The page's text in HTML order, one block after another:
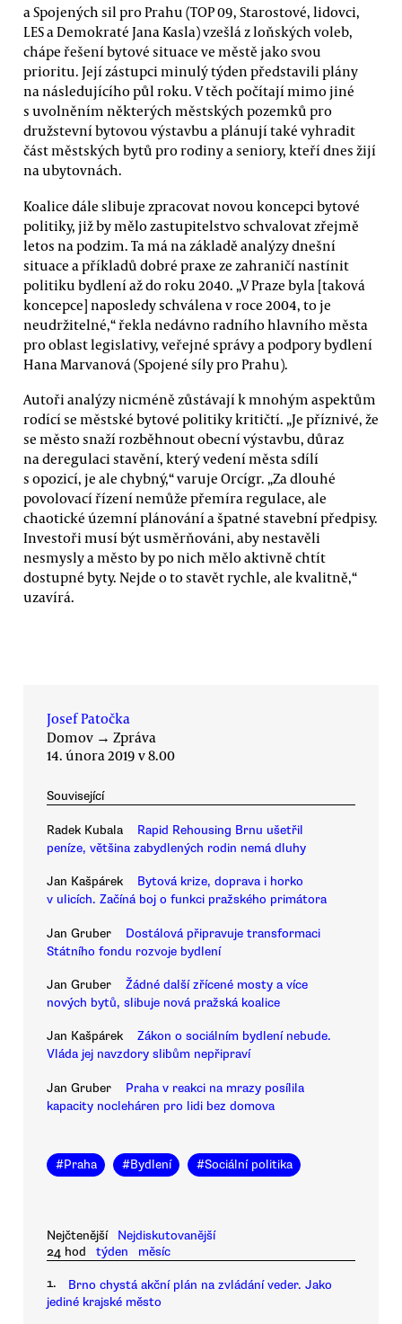
a Spojených sil pro Prahu (TOP 09, Starostové, lidovci,
LES a Demokraté Jana Kasla) vzešlá z loňských voleb,
chápe řešení bytové situace ve městě jako svou
prioritu. Její zástupci minulý týden představili plány
na následujícího půl roku. V těch počítají mimo jiné
s uvolněním některých městských pozemků pro
družstevní bytovou výstavbu a plánují také vyhradit
část městských bytů pro rodiny a seniory, kteří dnes žijí
na ubytovnách.
Koalice dále slibuje zpracovat novou koncepci bytové
politiky, již by mělo zastupitelstvo schvalovat zřejmě
letos na podzim. Ta má na základě analýzy dnešní
situace a příkladů dobré praxe ze zahraničí nastínit
politiku bydlení až do roku 2040. „V Praze byla [taková
koncepce] naposledy schválena v roce 2004, to je
neudržitelné,“ řekla nedávno radního hlavního města
pro oblast legislativy, veřejné správy a podpory bydlení
Hana Marvanová (Spojené síly pro Prahu).
Autoři analýzy nicméně zůstávají k mnohým aspektům
rodící se městské bytové politiky kritičtí. „Je příznivé, že
se město snaží rozběhnout obecní výstavbu, důraz
na deregulaci stavění, který vedení města sdílí
s opozicí, je ale chybný,“ varuje Orcígr. „Za dlouhé
povolovací řízení nemůže přemíra regulace, ale
chaotické územní plánování a špatné stavební předpisy.
Investoři musí být usměrňováni, aby nestavěli
nesmysly a město by po nich mělo aktivně chtít
dostupné byty. Nejde o to stavět rychle, ale kvalitně,“
uzavírá.
Josef Patočka
Domov → Zpráva
14. února 2019 v 8.00
Související
Radek Kubala
Rapid Rehousing Brnu ušetřil
peníze, většina zabydlených rodin nemá dluhy
Jan Kašpárek
Bytová krize, doprava i horko
v ulicích. Začíná boj o funkci pražského primátora
Jan Gruber
Dostálová připravuje transformaci
Státního fondu rozvoje bydlení
Jan Gruber
Žádné další zřícené mosty a více
nových bytů, slibuje nová pražská koalice
Jan Kašpárek
Zákon o sociálním bydlení nebude.
Vláda jej navzdory slibům nepřipraví
Jan Gruber
Praha v reakci na mrazy posílila
kapacity nocleháren pro lidi bez domova
#Praha #Bydlení #Sociální politika
Nejčtenější
Nejdiskutovanější
24 hod
týden měsíc
1.
Brno chystá akční plán na zvládání veder. Jako
jediné krajské město